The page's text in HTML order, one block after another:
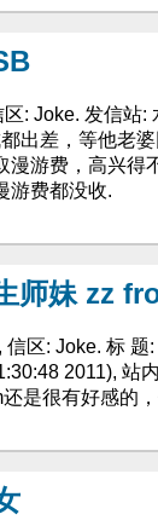
: Joke. 发信站:
出差，等他老
游费，高兴得
游费都没收.
师妹 zz
区: Joke. 标 题
2011), 站
是很有好感的